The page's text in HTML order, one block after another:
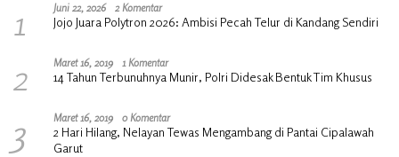
1 Juni 22, 2026 2 Komentar
Jojo Juara Polytron 2026: Ambisi Pecah Telur di Kandang Sendiri
2 Maret 16, 2019 1 Komentar
14 Tahun Terbunuhnya Munir, Polri Didesak Bentuk Tim Khusus
3 Maret 16, 2019 0 Komentar
2 Hari Hilang, Nelayan Tewas Mengambang di Pantai Cipalawah
Garut